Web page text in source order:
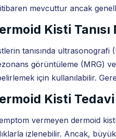
mevcuttur ancak
Kisti Tanısı
tanısında ultrasonografi
görüntüleme (MRG) ve
için kullanılabilir.
Kisti
vermeyen dermoid
izlenebilir. Ancak,